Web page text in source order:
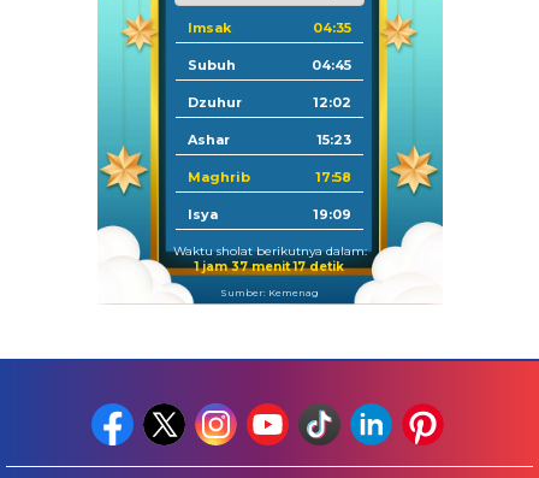
Imsak 04:35
Subuh 04:45
Dzuhur 12:02
Ashar 15:23
Maghrib 17:58
Isya 19:09
Waktu sholat berikutnya dalam:
1 jam 37 menit 16 detik
Sumber: Kemenag